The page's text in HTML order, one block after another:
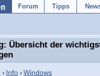
Forum Tipps
Übersicht der
› Info › Windows